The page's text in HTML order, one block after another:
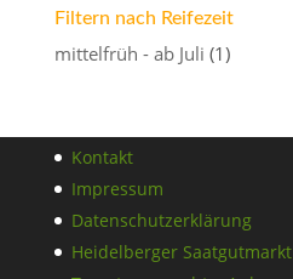
Filtern nach Reifezeit
mittelfrüh - ab Juli (1)
Kontakt
Impressum
Datenschutzerklärung
Heidelberger Saatgutmarkt